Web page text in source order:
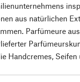
aus natürlichen
Parfümeure
Handcremes,